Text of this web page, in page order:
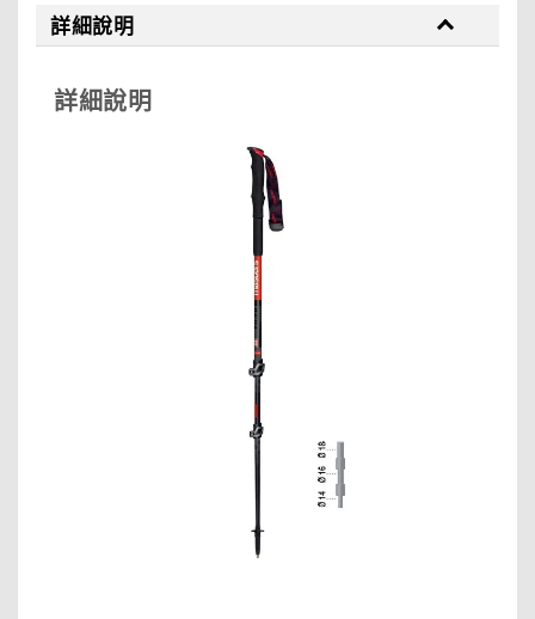
詳細說明
詳細說明